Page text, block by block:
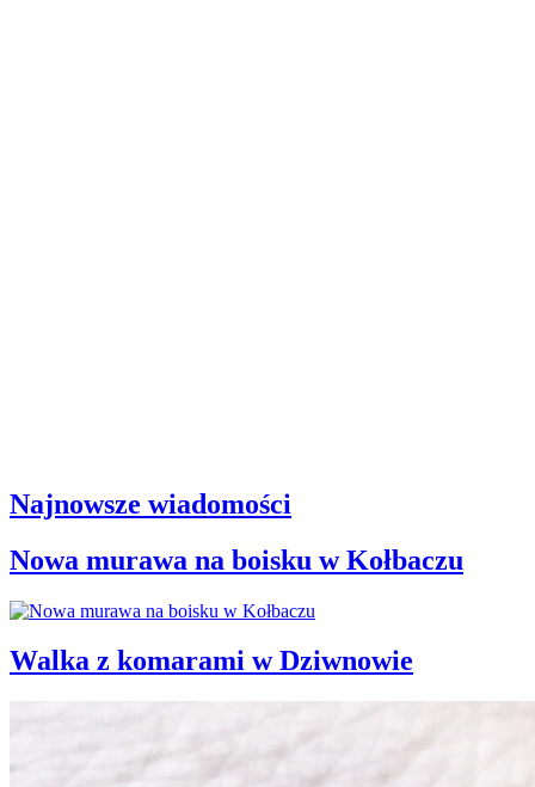
Najnowsze wiadomości
Nowa murawa na boisku w Kołbaczu
Walka z komarami w Dziwnowie